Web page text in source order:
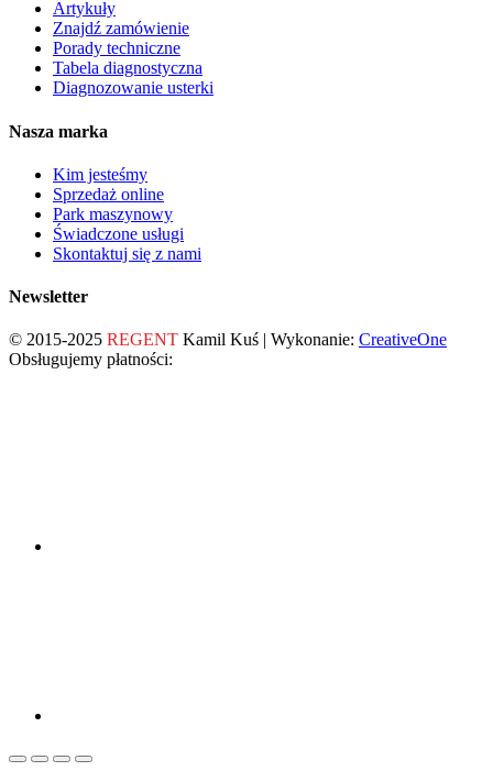
Artykuły
Znajdź zamówienie
Porady techniczne
Tabela diagnostyczna
Diagnozowanie usterki
Nasza marka
Kim jesteśmy
Sprzedaż online
Park maszynowy
Świadczone usługi
Skontaktuj się z nami
Newsletter
© 2015-2025 REGENT Kamil Kuś | Wykonanie: CreativeOne
Obsługujemy płatności: